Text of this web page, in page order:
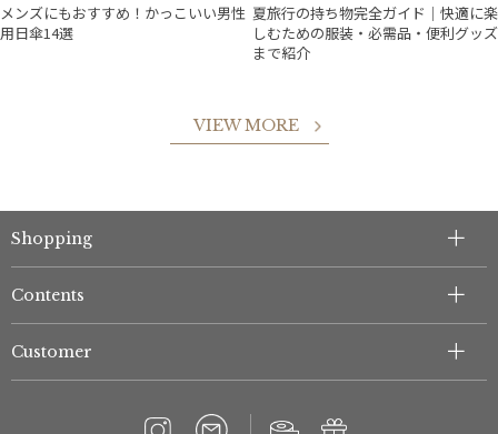
メンズにもおすすめ！かっこいい男性
用日傘14選
夏旅行の持ち物完全ガイド｜快適に楽
しむための服装・必需品・便利グッズ
まで紹介
VIEW MORE
Shopping
Contents
Customer